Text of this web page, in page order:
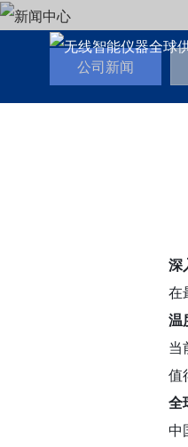
公司新闻
深
在
温
当
值
全
中